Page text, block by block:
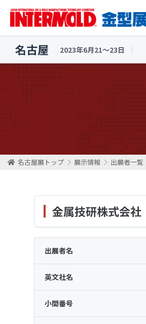
名古屋 2023年6月21〜23日
名古屋展トップ 展示情報 出展者一覧
金属技研株式会社
出展者名
英文社名
小間番号